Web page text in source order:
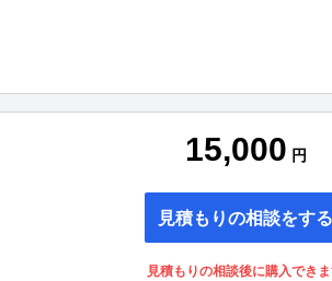
15,000 円
見積もりの相談をする
見積もりの相談後に購入でき